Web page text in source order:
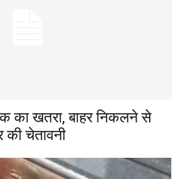
का खतरा, बाहर निकलने से
की चेतावनी